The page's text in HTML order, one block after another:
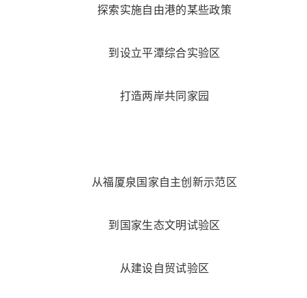
探索实施自由港的某些政策
到设立平潭综合实验区
打造两岸共同家园
从福厦泉国家自主创新示范区
到国家生态文明试验区
从建设自贸试验区